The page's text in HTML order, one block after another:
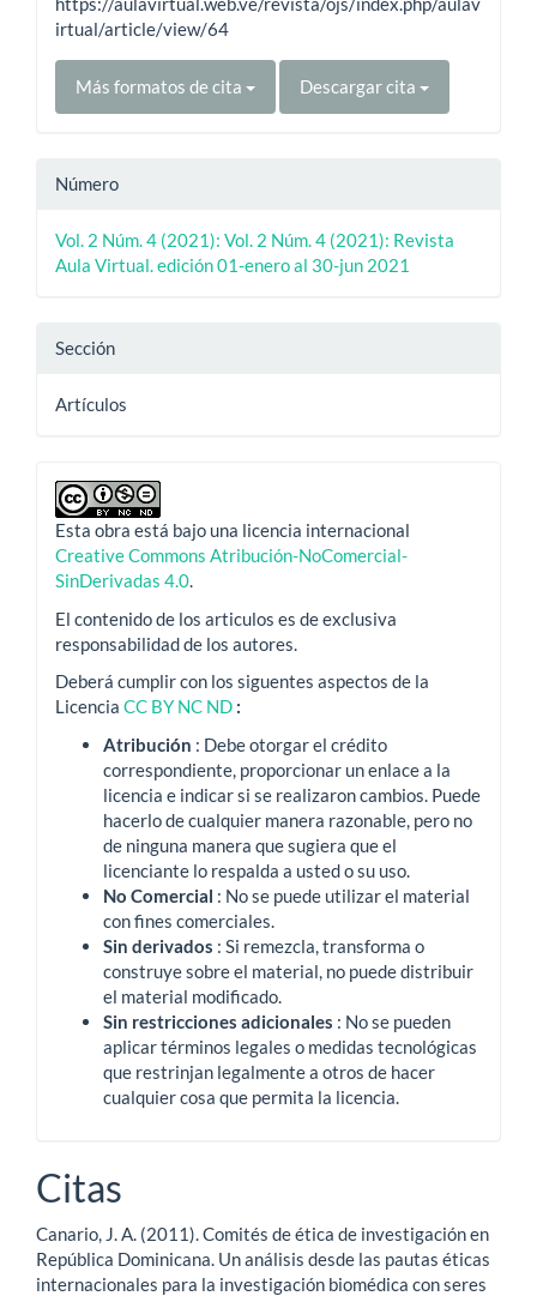
irtual/article/view/64
Más formatos de cita Descargar cita
Número
Vol. 2 Núm. 4 (2021): Vol. 2 Núm. 4 (2021): Revista
Aula Virtual. edición 01-enero al 30-jun 2021
Sección
Artículos
Esta obra está bajo una licencia internacional
Creative Commons Atribución-NoComercial-
SinDerivadas 4.0.
El contenido de los articulos es de exclusiva
responsabilidad de los autores.
Deberá cumplir con los siguentes aspectos de la
Licencia CC BY NC ND :
Atribución : Debe otorgar el crédito
correspondiente, proporcionar un enlace a la
licencia e indicar si se realizaron cambios. Puede
hacerlo de cualquier manera razonable, pero no
de ninguna manera que sugiera que el
licenciante lo respalda a usted o su uso.
No Comercial : No se puede utilizar el material
con fines comerciales.
Sin derivados : Si remezcla, transforma o
construye sobre el material, no puede distribuir
el material modificado.
Sin restricciones adicionales : No se pueden
aplicar términos legales o medidas tecnológicas
que restrinjan legalmente a otros de hacer
cualquier cosa que permita la licencia.
Citas
Canario, J. A. (2011). Comités de ética de investigación en
República Dominicana. Un análisis desde las pautas éticas
internacionales para la investigación biomédica con seres